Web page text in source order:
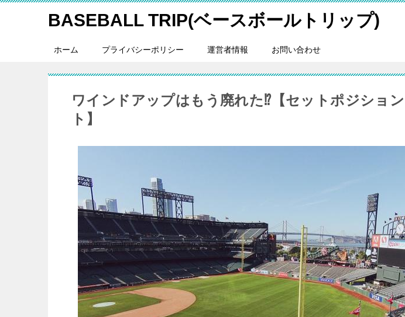
BASEBALL TRIP(ベースボールトリップ)
ホーム プライバシーポリシー 運営者情報 お問い合わせ
ワインドアップはもう廃れた⁉【セットポジショ
ト】